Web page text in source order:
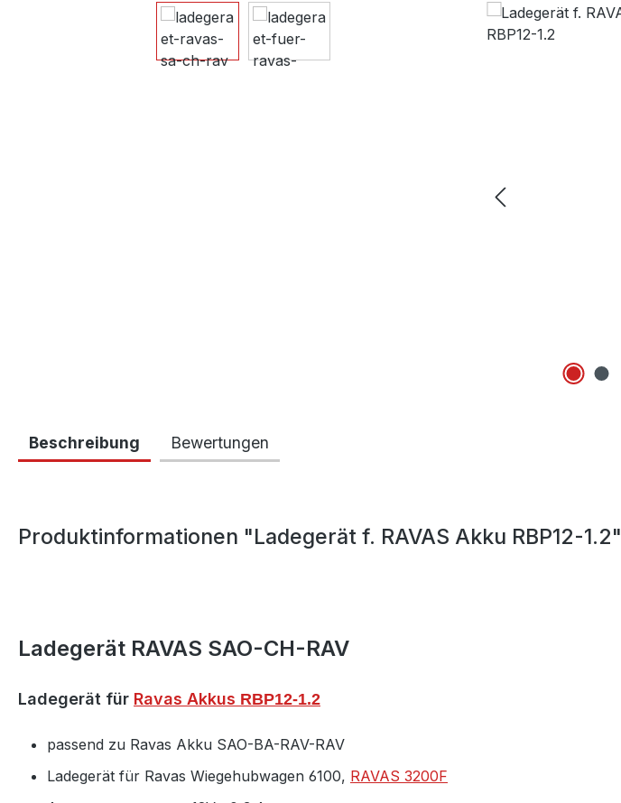
Bildergalerie überspringen
Beschreibung Bewertungen
Produktinformationen "Ladegerät f. RAVAS Akku RBP12-1.2"
Ladegerät RAVAS SAO-CH-RAV
Ladegerät für Ravas Akkus RBP12-1.2
passend zu Ravas Akku SAO-BA-RAV-RAV
Ladegerät für Ravas Wiegehubwagen 6100, RAVAS 3200F